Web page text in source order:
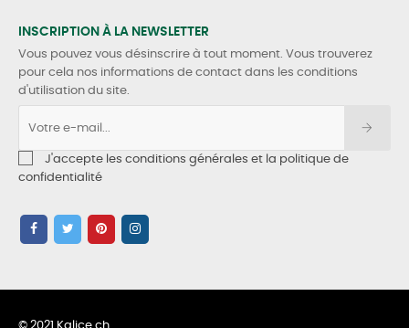
INSCRIPTION À LA NEWSLETTER
Vous pouvez vous désinscrire à tout moment. Vous trouverez
pour cela nos informations de contact dans les conditions
d'utilisation du site.
J'accepte les conditions générales et la politique de
confidentialité